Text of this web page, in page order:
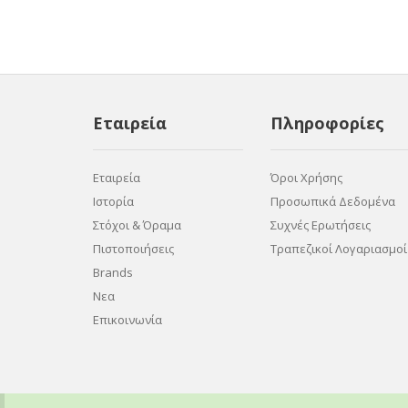
Εταιρεία
Εταιρεία
Ιστορία
Στόχοι & Όραμα
Πιστοποιήσεις
Brands
Νεα
Επικοινωνία
Πληροφορίες
Όροι Χρήσης
Προσωπικά Δεδομένα
Συχνές Ερωτήσεις
Τραπεζικοί Λογαριασμοί